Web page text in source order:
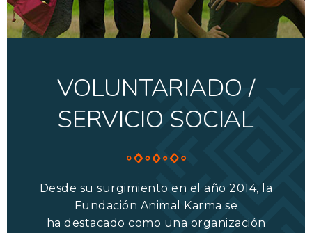
VOLUNTARIADO /
SERVICIO SOCIAL
Desde su surgimiento en el año 2014, la
Fundación Animal Karma se
ha destacado como una organización